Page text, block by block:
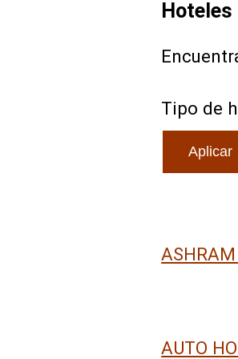
Hoteles
Tipo de
ASHRAM
AUTO